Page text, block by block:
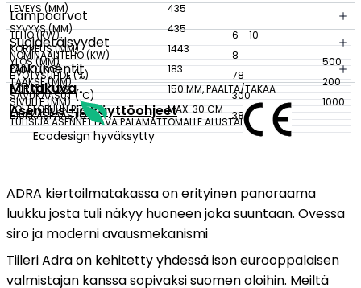
Verkkokauppa
Tulisijatarvikkeet
Kamiinat ja kevyet tulisijat
Grillit ja pihakeittiöt
Tiilet
Outlet
Käyttöehdot
Peruuta verkkokauppatilauksesi
LEVEYS (MM)
435
SYVYYS (MM)
435
KORKEUS (MM)
1443
PAINO (KG)
183
HORMILIITOS
150 MM, PÄÄLTÄ/TAKAA
POLTTOPUUN PITUUS
MAX. 30 CM
Lämpöarvot
TEHO (KW)
6 - 10
NOMINAALITEHO (KW)
8
HYÖTYSUHDE (%)
78
SAVUKAASUT (˚C)
300
HIUKKASPÄÄSTÖT
38 MG/NM³
Suojaetäisyydet
YLÖS (MM)
500
TAAKSE (MM)
200
SIVULLE (MM)
1000
TULISIJA ASENNETTAVA PALAMATTOMALLE ALUSTALLE.
Dokumentit
Mittakuva
Asennus -ja käyttöohjeet
Ecodesign hyväksytty
ADRA kiertoilmatakassa on erityinen panoraama
luukku josta tuli näkyy huoneen joka suuntaan. Ovessa
siro ja moderni avausmekanismi
Tiileri Adra on kehitetty yhdessä ison eurooppalaisen
valmistajan kanssa sopivaksi suomen oloihin. Meiltä